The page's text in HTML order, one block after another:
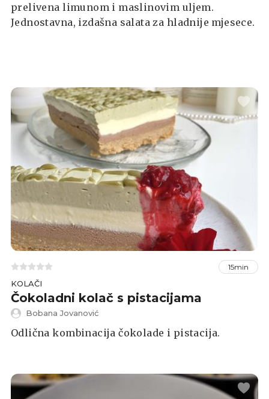
prelivena limunom i maslinovim uljem.
Jednostavna, izdašna salata za hladnije mjesece.
15min
KOLAČI
Čokoladni kolač s pistacijama
Bobana Jovanović
Odlična kombinacija čokolade i pistacija.